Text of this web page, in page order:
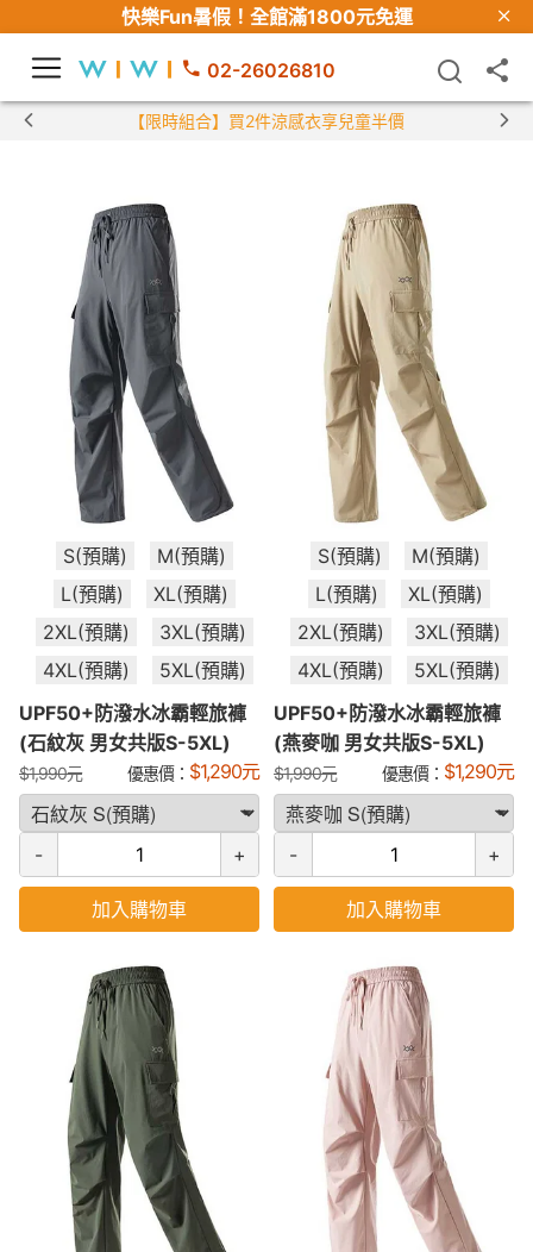
快樂Fun暑假！ 全館滿1800元免運
02-26026810
【限時組合】買2件涼感衣享兒童半價
S(預購)
M(預購)
L(預購)
XL(預購)
2XL(預購)
3XL(預購)
4XL(預購)
5XL(預購)
UPF50+防潑水冰霸輕旅褲
(石紋灰 男女共版S-5XL)
$1,990元 優惠價： $1,290元
- +
加入購物車
S(預購)
M(預購)
L(預購)
XL(預購)
2XL(預購)
3XL(預購)
4XL(預購)
5XL(預購)
UPF50+防潑水冰霸輕旅褲
(燕麥咖 男女共版S-5XL)
$1,990元 優惠價： $1,290元
- +
加入購物車